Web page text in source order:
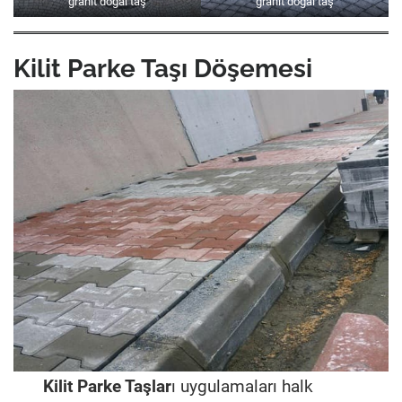
Kilit Parke Taşı Döşemesi
Kilit Parke Taşları uygulamaları halk